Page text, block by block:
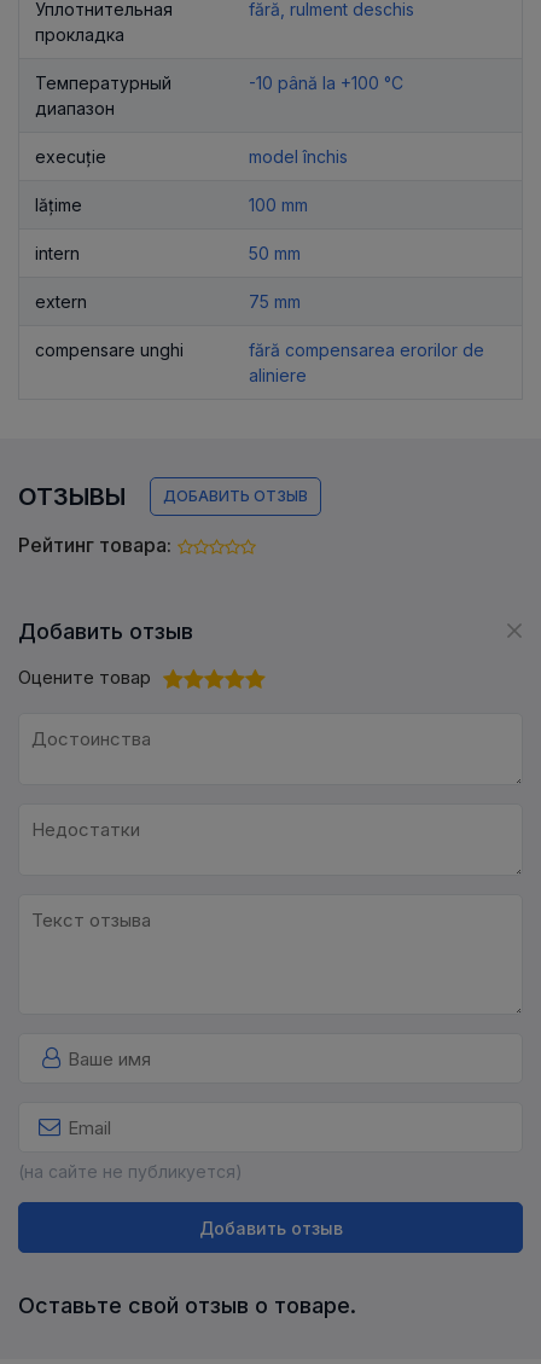
Уплотнительная
прокладка
fără, rulment deschis
Температурный
диапазон
-10 până la +100 °C
execuție model închis
lățime 100 mm
intern 50 mm
extern 75 mm
compensare unghi
fără compensarea erorilor de
aliniere
ОТЗЫВЫ ДОБАВИТЬ ОТЗЫВ
Рейтинг товара:
Добавить отзыв
Оцените товар
(на сайте не публикуется)
Добавить отзыв
Оставьте свой отзыв о товаре.